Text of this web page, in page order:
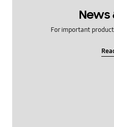
News
For important